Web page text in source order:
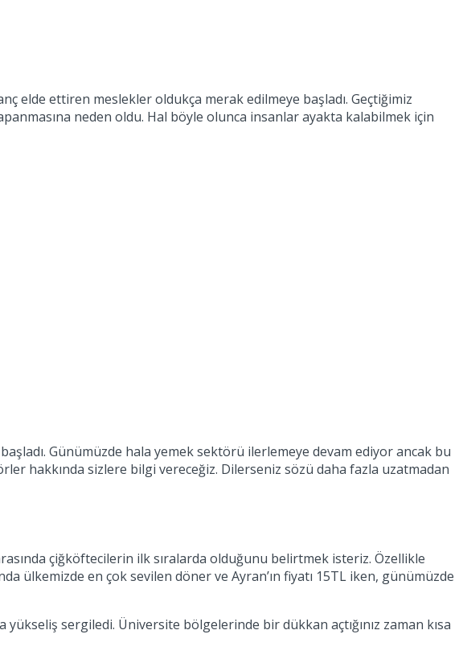
elde ettiren meslekler oldukça merak edilmeye başladı. Geçtiğimiz
neden oldu. Hal böyle olunca insanlar ayakta kalabilmek için
Günümüzde hala yemek sektörü ilerlemeye devam ediyor ancak bu
hakkında sizlere bilgi vereceğiz. Dilerseniz sözü daha fazla uzatmadan
çiğköftecilerin ilk sıralarda olduğunu belirtmek isteriz. Özellikle
ülkemizde en çok sevilen döner ve Ayran’ın fiyatı 15TL iken, günümüzde
sergiledi. Üniversite bölgelerinde bir dükkan açtığınız zaman kısa